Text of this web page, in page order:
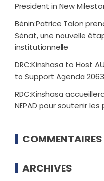
President in New
Bénin:Patrice Talon
Sénat, une nouvelle
institutionnelle
DRC:Kinshasa to Host
to Support Agenda
RDC:Kinshasa
NEPAD pour soutenir
COMMENTAIRES
ARCHIVES